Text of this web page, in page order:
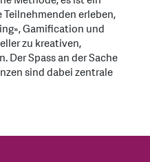
Teilnehmenden erleben,
Gamification und
zu kreativen,
Der Spass an der Sache
sind dabei zentrale